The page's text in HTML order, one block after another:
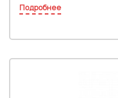
Подробнее